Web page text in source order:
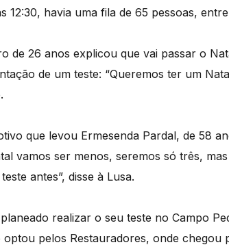
12:30, havia uma fila de 65 pessoas,
de 26 anos explicou que vai passar o
de um teste: “Queremos ter um
que levou Ermesenda Pardal, de 58
vamos ser menos, seremos só três,
antes”, disse à Lusa.
realizar o seu teste no Campo
optou pelos Restauradores, onde chegou